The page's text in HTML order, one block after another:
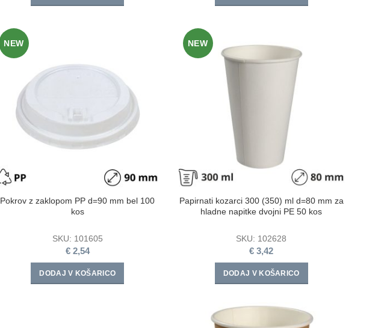
NEW
Pokrov z zaklopom PP d=90 mm bel 100
kos
SKU: 101605
€ 2,54
DODAJ V KOŠARICO
NEW
Papirnati kozarci 300 (350) ml d=80 mm za
hladne napitke dvojni PE 50 kos
SKU: 102628
€3,42
DODAJ V KOŠARICO